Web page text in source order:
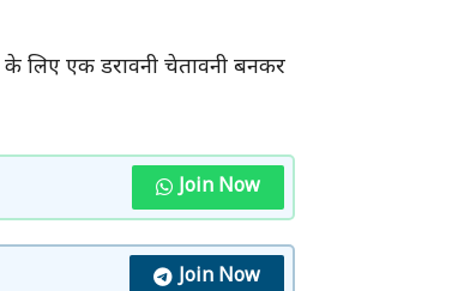
के लिए एक डरावनी चेतावनी बनकर
Join Now
Join Now